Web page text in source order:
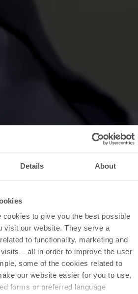
Details About
cookies to give you the best possible
visit our website. They serve a
to functionality, marketing and
– all in order to improve the user
some of the cookies related to
our website easier for you to use,
forms or preferred language